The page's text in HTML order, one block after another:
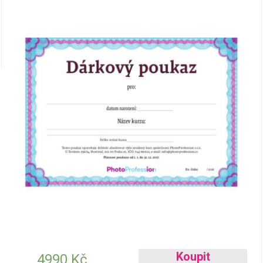
4990 Kč Koupit